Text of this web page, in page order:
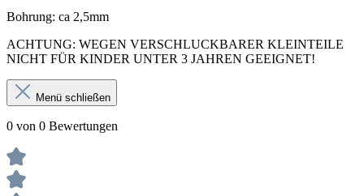
Bohrung: ca 2,5mm
ACHTUNG: WEGEN VERSCHLUCKBARER KLEINTEILE
NICHT FÜR KINDER UNTER 3 JAHREN GEEIGNET!
Menü schließen
0 von 0 Bewertungen